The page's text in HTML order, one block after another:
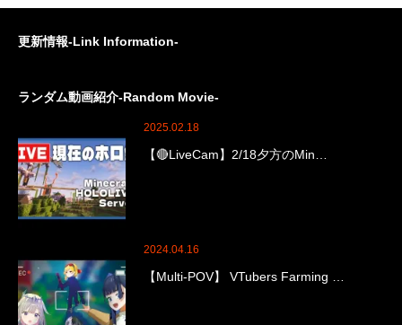
更新情報-Link Information-
ランダム動画紹介-Random Movie-
2025.02.18
【🔴LiveCam】2/18夕方のMin…
2024.04.16
【Multi-POV】 VTubers Farming …